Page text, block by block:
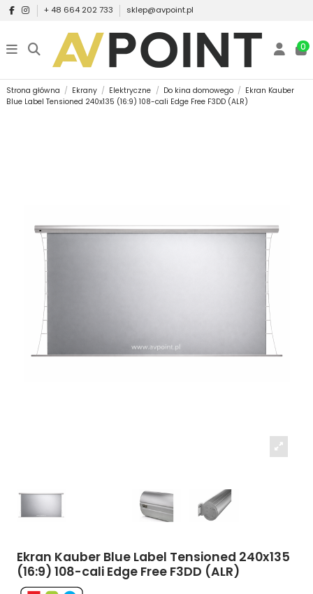
+ 48 664 202 733 sklep@avpoint.pl
0
Strona główna Ekrany Elektryczne Do kina domowego
Ekran Kauber
Blue Label Tensioned 240x135 (16:9) 108-cali Edge Free F3DD (ALR)
Ekran Kauber Blue Label Tensioned 240x135
(16:9) 108-cali Edge Free F3DD (ALR)